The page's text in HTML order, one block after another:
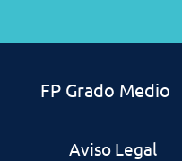
FP Grado Medio
Aviso Legal